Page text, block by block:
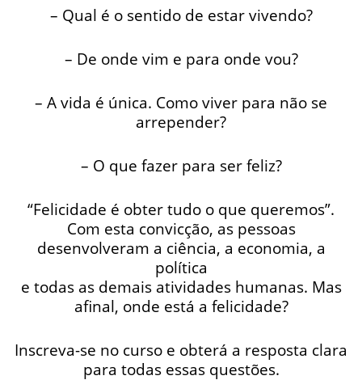
– Qual é o sentido de estar vivendo?
– De onde vim e para onde vou?
– A vida é única. Como viver para não se
arrepender?
– O que fazer para ser feliz?
“Felicidade é obter tudo o que queremos”.
Com esta convicção, as pessoas
desenvolveram a ciência, a economia, a
política
e todas as demais atividades humanas. Mas
afinal, onde está a felicidade?
Inscreva-se no curso e obterá a resposta clara
para todas essas questões.